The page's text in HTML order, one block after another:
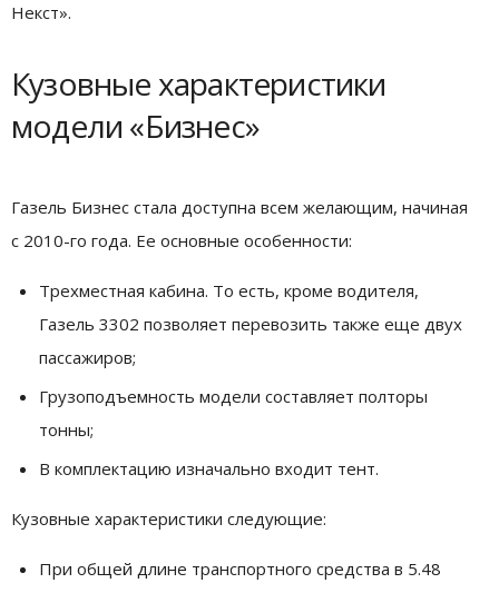
Некст».
Кузовные характеристики
модели «Бизнес»
Газель Бизнес стала доступна всем желающим, начиная
с 2010-го года. Ее основные особенности:
Трехместная кабина. То есть, кроме водителя,
Газель 3302 позволяет перевозить также еще двух
пассажиров;
Грузоподъемность модели составляет полторы
тонны;
В комплектацию изначально входит тент.
Кузовные характеристики следующие:
При общей длине транспортного средства в 5.48